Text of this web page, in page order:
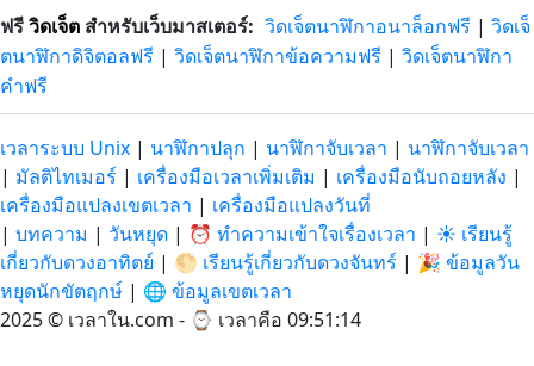
ฟรีวิดเจ็ต สำหรับเว็บมาสเตอร์: วิดเจ็ตนาฬิกาอนาล็อกฟรี | วิดเจ็
ตนาฬิกาดิจิตอลฟรี | วิดเจ็ตนาฬิกาข้อความฟรี | วิดเจ็ตนาฬิกา
คำฟรี
เวลาระบบ Unix | นาฬิกาปลุก | นาฬิกาจับเวลา | นาฬิกาจับเวลา
| มัลติไทเมอร์ | เครื่องมือเวลาเพิ่มเติม | เครื่องมือนับถอยหลัง |
เครื่องมือแปลงเขตเวลา | เครื่องมือแปลงวันที่
| บทความ | วันหยุด | ⏰ ทำความเข้าใจเรื่องเวลา | ☀️ เรียนรู้
เกี่ยวกับดวงอาทิตย์ | 🌕 เรียนรู้เกี่ยวกับดวงจันทร์ | 🎉 ข้อมูลวัน
หยุดนักขัตฤกษ์ | 🌐 ข้อมูลเขตเวลา
2025 © เวลาใน.com - ⌚ เวลาคือ 09:51:14